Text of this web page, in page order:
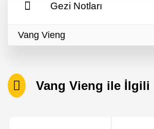
Gezi Notları
Vang Vieng
Vang Vieng ile İlgili